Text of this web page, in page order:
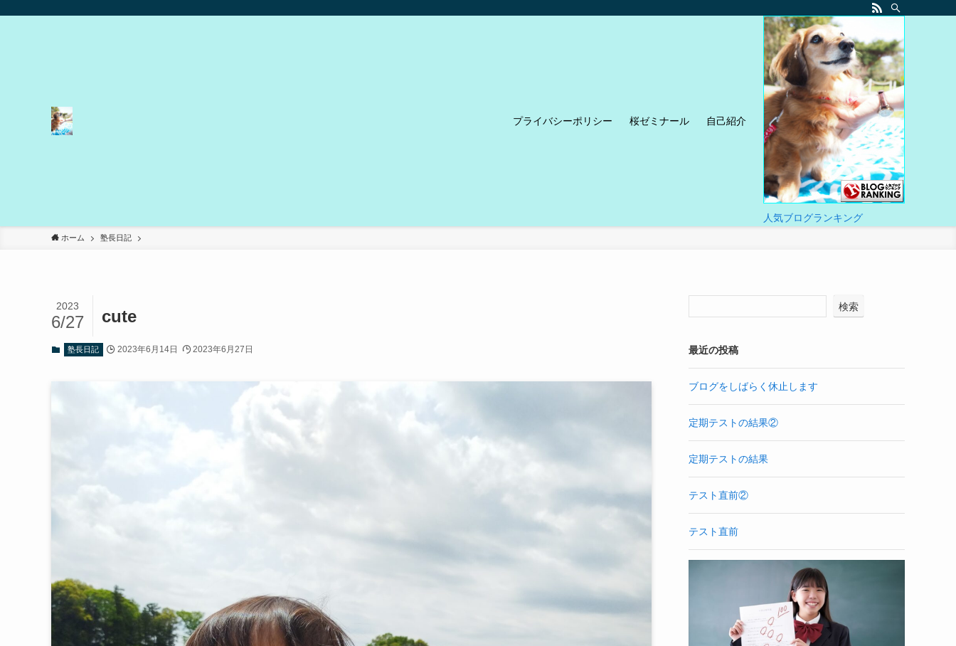
プライバシーポリシー 桜ゼミナール 自己紹介
人気ブログランキング
ホーム 塾長日記
cute
2023
6/27
塾長日記 2023年6月14日 2023年6月27日
検索
最近の投稿
ブログをしばらく休止します
定期テストの結果②
定期テストの結果
テスト直前②
テスト直前